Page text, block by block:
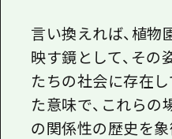
言い換えれば、植
映す鏡として、そ
たちの社会に存在
た意味で、これら
の関係性の歴史を